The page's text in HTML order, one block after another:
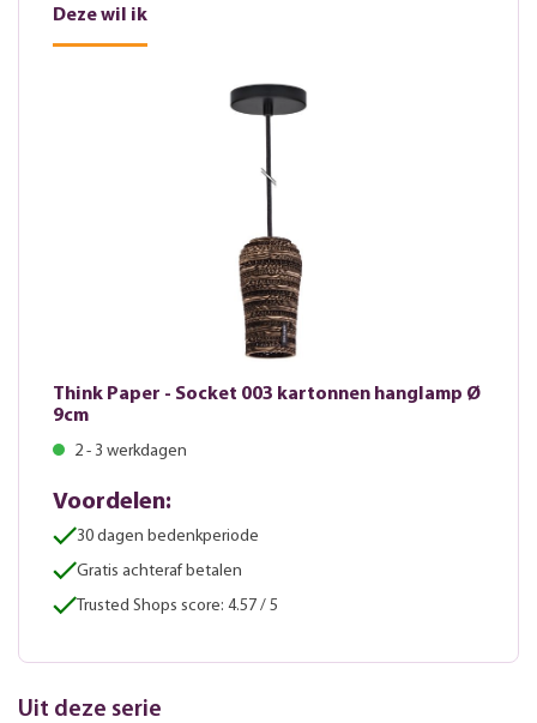
Deze wil ik
Think Paper - Socket 003 kartonnen hanglamp Ø
9cm
2 - 3 werkdagen
Voordelen:
30 dagen bedenkperiode
Gratis achteraf betalen
Trusted Shops score: 4.57 / 5
Uit deze serie